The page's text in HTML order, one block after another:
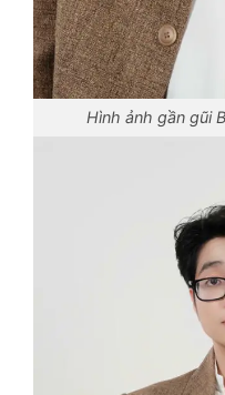
Hình ảnh gần gũi